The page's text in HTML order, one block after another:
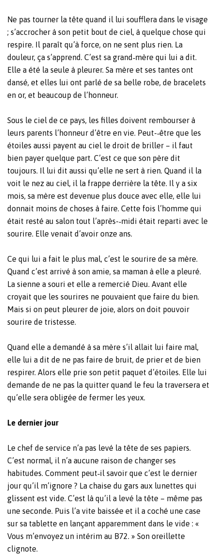
Ne pas tourner la tête quand il lui soufflera dans le visage
; s’accrocher à son petit bout de ciel, à quelque chose qui
respire. Il paraît qu’à force, on ne sent plus rien. La
douleur, ça s’apprend. C’est sa grand‐mère qui lui a dit.
Elle a été la seule à pleurer. Sa mère et ses tantes ont
dansé, et elles lui ont parlé de sa belle robe, de bracelets
en or, et beaucoup de l’honneur.
Sous le ciel de ce pays, les filles doivent rembourser à
leurs parents l’honneur d’être en vie. Peut-‐être que les
étoiles aussi payent au ciel le droit de briller – il faut
bien payer quelque part. C’est ce que son père dit
toujours. Il lui dit aussi qu’elle ne sert à rien. Quand il la
voit le nez au ciel, il la frappe derrière la tête. Il y a six
mois, sa mère est devenue plus douce avec elle, elle lui
donnait moins de choses à faire. Cette fois l’homme qui
était resté au salon tout l’après-‐midi était reparti avec le
sourire. Elle venait d’avoir onze ans.
Ce qui lui a fait le plus mal, c’est le sourire de sa mère.
Quand c’est arrivé à son amie, sa maman à elle a pleuré.
La sienne a souri et elle a remercié Dieu. Avant elle
croyait que les sourires ne pouvaient que faire du bien.
Mais si on peut pleurer de joie, alors on doit pouvoir
sourire de tristesse.
Quand elle a demandé à sa mère s’il allait lui faire mal,
elle lui a dit de ne pas faire de bruit, de prier et de bien
respirer. Alors elle prie son petit paquet d’étoiles. Elle lui
demande de ne pas la quitter quand le feu la traversera et
qu’elle sera obligée de fermer les yeux.
Le dernier jour
Le chef de service n’a pas levé la tête de ses papiers.
C’est normal, il n’a aucune raison de changer ses
habitudes. Comment peut‐il savoir que c’est le dernier
jour qu’il m’ignore ? La chaise du gars aux lunettes qui
glissent est vide. C’est là qu’il a levé la tête – même pas
une seconde. Puis l’a vite baissée et il a coché une case
sur sa tablette en lançant apparemment dans le vide : «
Vous m’envoyez un intérim au B72. » Son oreillette
clignote.